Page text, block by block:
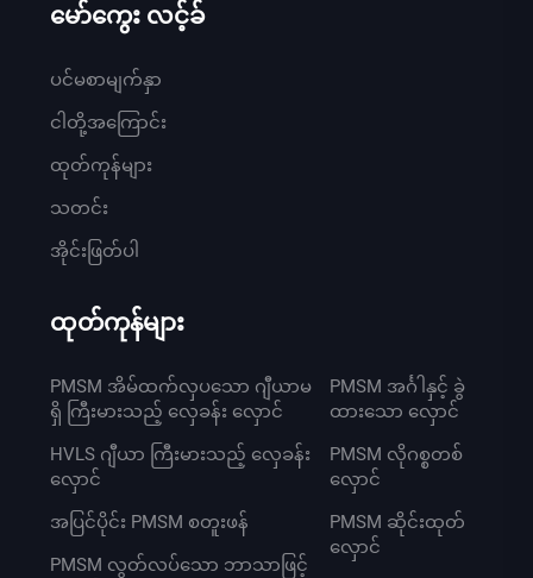
မော်ကွေး လင့်ခ်
ပင်မစာမျက်နှာ
ငါတို့အကြောင်း
ထုတ်ကုန်များ
သတင်း
အိုင်းဖြတ်ပါ
ထုတ်ကုန်များ
PMSM အိမ်ထက်လှပသော ဂျီယာမ
ရှိ ကြီးမားသည့် လှေခန်း လှောင်
HVLS ဂျီယာ ကြီးမားသည့် လှေခန်း
လှောင်
အပြင်ပိုင်း PMSM စတူးဖန်
PMSM လွတ်လပ်သော ဘာသာဖြင့်
PMSM အင်္ဂါနှင့် ခွဲ
ထားသော လှောင်
PMSM လိုဂစ္စတစ်
လှောင်
PMSM ဆိုင်းထုတ်
လှောင်